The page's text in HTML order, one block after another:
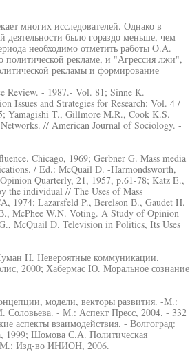
многих исследователей. Однако в
деятельности было гораздо меньше, чем
необходимо отметить работы O.A.
рекламе, и "Агрессия лжи",
рекламы и формирование
Review. - 1987.- Vol. 81; Sinne K.
Issues and Strategies for Research: Vol. 4 /
Yamagishi T., Gillmore M.R., Cook K.S.
// American Journal of Sociology. -
Chicago, 1969; Gerbner G. Mass media
/ Ed.: McQuail D. -Harmondsworth,
Quarterly, 21, 1957, p.61-78; Katz E.,
the individual // The Uses of Mass
1974; Lazarsfeld P., Berelson В., Gaudet H.
McPhee W.N. Voting. A Study of Opinion
McQuail D. Television in Politics, Its Uses
H. Невероятные коммуникации.
2000; Хабермас Ю. Моральное сознание
модели, векторы развития. -М.:
- М.: Аспект Пресс, 2004. - 332
аспекты взаимодействия. - Волгоград:
1999; Шомова С.А. Политическая
М.: Изд-во ИНИОН, 2006.